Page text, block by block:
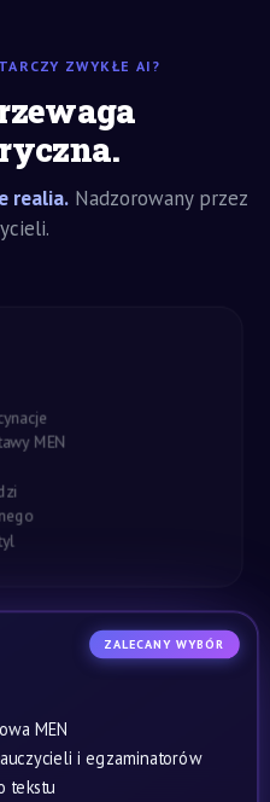
ZWYKŁE AI?
realia.Nadzorowany przez
MEN
ZALECANY WYBÓR
MEN
i egzaminatorów
tekstu